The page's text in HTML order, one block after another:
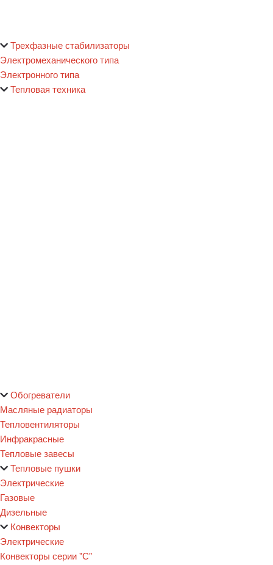
Трехфазные стабилизаторы
Электромеханического типа
Электронного типа
Тепловая техника
Обогреватели
Масляные радиаторы
Тепловентиляторы
Инфракрасные
Тепловые завесы
Тепловые пушки
Электрические
Газовые
Дизельные
Конвекторы
Электрические
Конвекторы серии "С"